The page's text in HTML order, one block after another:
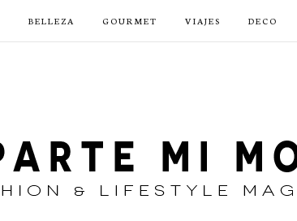
BELLEZA GOURMET VIAJES DECO